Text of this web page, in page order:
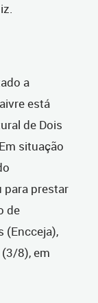
a
está
de Dois
situação
para prestar
de
(Encceja),
8), em